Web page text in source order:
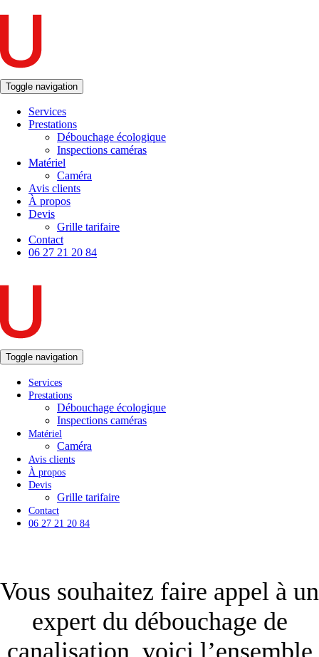
Toggle navigation
Services
Prestations
Débouchage écologique
Inspections caméras
Matériel
Caméra
Avis clients
À propos
Devis
Grille tarifaire
Contact
06 27 21 20 84
Toggle navigation
Services
Prestations
Débouchage écologique
Inspections caméras
Matériel
Caméra
Avis clients
À propos
Devis
Grille tarifaire
Contact
06 27 21 20 84
Vous souhaitez faire appel à un
expert du débouchage de
canalisation, voici l’ensemble